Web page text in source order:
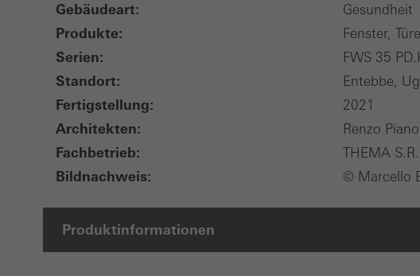
Gebäudeart:
Gesundheit
Produkte:
Fenster,
Serien:
FWS 35
Standort:
Entebbe,
Fertigstellung:
2021
Architekten:
Renzo
Fachbetrieb:
THEMA
Bildnachweis:
© Marcello
Produktinformationen